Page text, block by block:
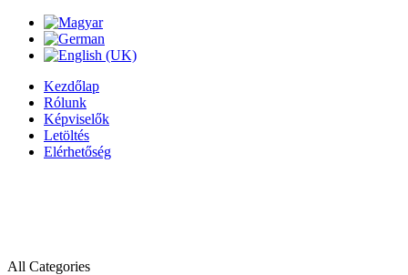
Kezdőlap
Rólunk
Képviselők
Letöltés
Elérhetőség
All Categories